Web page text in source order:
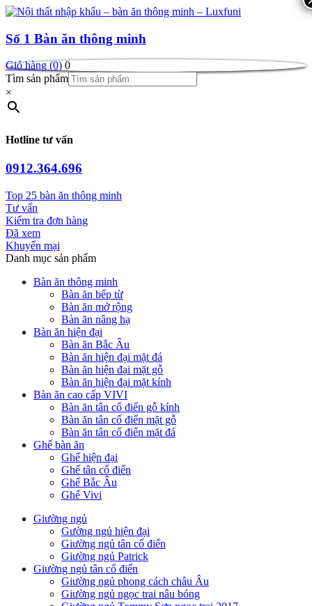
Số 1 Bàn ăn thông minh
Giỏ hàng (0) 0
Tìm sản phẩm
×
Hotline tư vấn
0912.364.696
Top 25 bàn ăn thông minh
Tư vấn
Kiểm tra đơn hàng
Đã xem
Khuyến mại
Danh mục sản phẩm
Bàn ăn thông minh
Bàn ăn bếp từ
Bàn ăn mở rộng
Bàn ăn nâng hạ
Bàn ăn hiện đại
Bàn ăn Bắc Âu
Bàn ăn hiện đại mặt đá
Bàn ăn hiện đại mặt gỗ
Bàn ăn hiện đại mặt kính
Bàn ăn cao cấp VIVI
Bàn ăn tân cổ điển gỗ kính
Bàn ăn tân cổ điển mặt gỗ
Bàn ăn tân cổ điển mặt đá
Ghế bàn ăn
Ghế hiện đại
Ghế tân cổ điển
Ghế Bắc Âu
Ghế Vivi
Giường ngủ
Gường ngủ hiện đại
Giường ngủ tân cổ điển
Giường ngủ Patrick
Giường ngủ tân cổ điển
Giường ngủ phong cách châu Âu
Giường ngủ ngọc trai nâu bóng